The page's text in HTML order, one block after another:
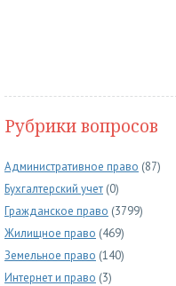
Рубрики вопросов
Административное право (87)
Бухгалтерский учет (0)
Гражданское право (3799)
Жилищное право (469)
Земельное право (140)
Интернет и право (3)